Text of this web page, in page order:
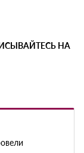
НА